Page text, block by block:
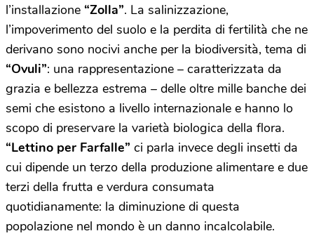
l’installazione “Zolla”. La salinizzazione,
l’impoverimento del suolo e la perdita di fertilità che ne
derivano sono nocivi anche per la biodiversità, tema di
“Ovuli”: una rappresentazione – caratterizzata da
grazia e bellezza estrema – delle oltre mille banche dei
semi che esistono a livello internazionale e hanno lo
scopo di preservare la varietà biologica della flora.
“Lettino per Farfalle” ci parla invece degli insetti da
cui dipende un terzo della produzione alimentare e due
terzi della frutta e verdura consumata
quotidianamente: la diminuzione di questa
popolazione nel mondo è un danno incalcolabile.